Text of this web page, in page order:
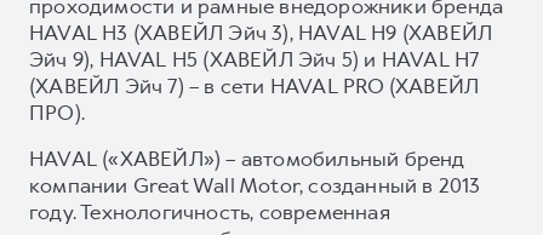
проходимости и рамные внедорожники бренда
HAVAL H3 (ХАВЕЙЛ Эйч 3), HAVAL H9 (ХАВЕЙЛ
Эйч 9), HAVAL H5 (ХАВЕЙЛ Эйч 5) и HAVAL H7
(ХАВЕЙЛ Эйч 7) – в сети HAVAL PRO (ХАВЕЙЛ
ПРО).
HAVAL («ХАВЕЙЛ») – автомобильный бренд
компании Great Wall Motor, созданный в 2013
году. Технологичность, современная